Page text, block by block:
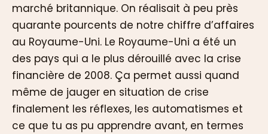
marché britannique. On réalisait à peu près
quarante pourcents de notre chiffre d’affaires
au Royaume-Uni. Le Royaume-Uni a été un
des pays qui a le plus dérouillé avec la crise
financière de 2008. Ça permet aussi quand
même de jauger en situation de crise
finalement les réflexes, les automatismes et
ce que tu as pu apprendre avant, en termes